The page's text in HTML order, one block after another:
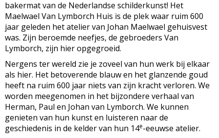
bakermat van de Nederlandse schilderkunst! Het
Maelwael Van Lymborch Huis is de plek waar ruim 600
jaar geleden het atelier van Johan Maelwael gehuisvest
was. Zijn beroemde neefjes, de gebroeders Van
Lymborch, zijn hier opgegroeid.
Nergens ter wereld zie je zoveel van hun werk bij elkaar
als hier. Het betoverende blauw en het glanzende goud
heeft na ruim 600 jaar niets van zijn kracht verloren. We
worden meegenomen in het bijzondere verhaal van
Herman, Paul en Johan van Lymborch. We kunnen
genieten van hun kunst en luisteren naar de
geschiedenis in de kelder van hun 14e-eeuwse atelier.